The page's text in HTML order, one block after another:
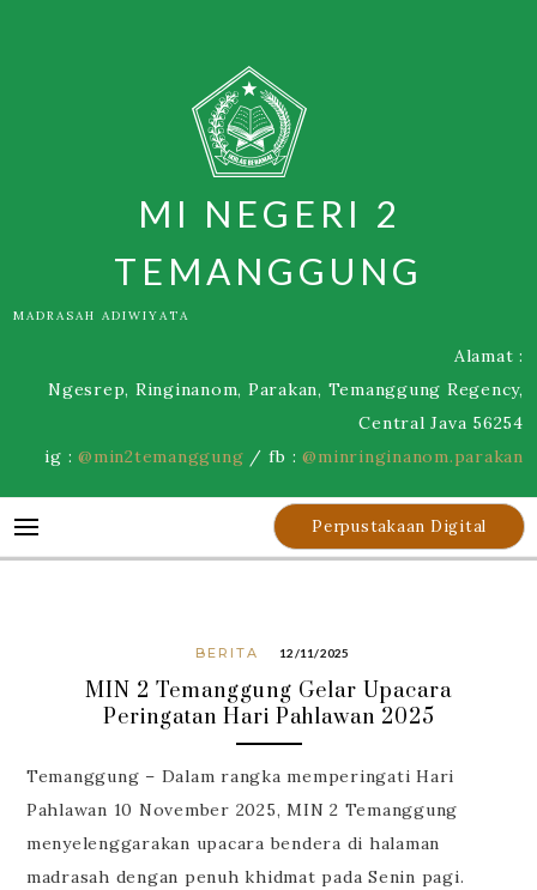
MI NEGERI 2
TEMANGGUNG
MADRASAH ADIWIYATA
Alamat :
Ngesrep, Ringinanom, Parakan, Temanggung Regency,
Central Java 56254
ig :@min2temanggung / fb :@minringinanom.parakan
Perpustakaan Digital
BERITA 12/11/2025
MIN 2 Temanggung Gelar Upacara
Peringatan Hari Pahlawan 2025
Temanggung – Dalam rangka memperingati Hari
Pahlawan 10 November 2025, MIN 2 Temanggung
menyelenggarakan upacara bendera di halaman
madrasah dengan penuh khidmat pada Senin pagi.